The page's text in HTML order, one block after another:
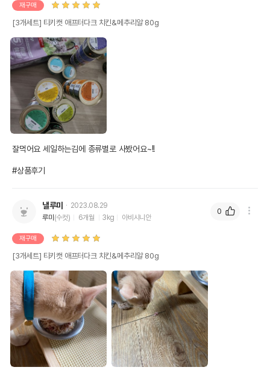
상품 필수 정보
품명 및 모델명
법에 의한 인증,허가 등을
받았음을 확인할수 있는
경우 그에 대한 사항
제조국 또는 원산지
제조자,수입품의 경우
수입자를 함께 표기
AS책임자와 전화번호
유통기한이 최소 2026.12.05이거나 그
이후인 상품이 출고됩니다.
재구매
[3개세트] 티키캣 애프터다크 치킨&메추리알 80g
잘먹어요 세일하는김에 종류별로 사봤어요~!!
#상품후기
낼루미
2023.08.29
루미 (수컷) 6개월 3kg 아비시니안
재구매
[3개세트] 티키캣 애프터다크 치킨&메추리알 80g
0